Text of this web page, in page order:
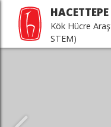
Kök Hücre
STEM)